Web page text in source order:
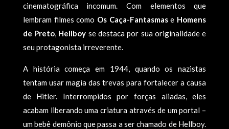
cinematográfica incomum. Com elementos que
lembram filmes como Os Caça-Fantasmase Homens
de Preto Hellboy se destaca por sua originalidade e
seu protagonista irreverente.
A história começa em 1944, quando os nazistas
tentam usar magia das trevas para fortalecer a causa
de Hitler. Interrompidos por forças aliadas, eles
acabam liberando uma criatura através de um portal –
um bebê demônio que passa a ser chamado de Hellboy.